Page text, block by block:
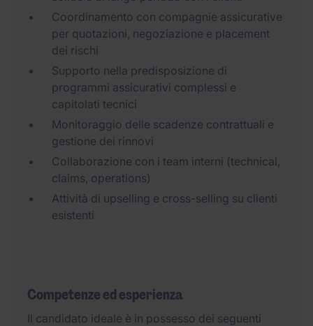
Coordinamento con compagnie assicurative
per quotazioni, negoziazione e placement
dei rischi
Supporto nella predisposizione di
programmi assicurativi complessi e
capitolati tecnici
Monitoraggio delle scadenze contrattuali e
gestione dei rinnovi
Collaborazione con i team interni (technical,
claims, operations)
Attività di upselling e cross-selling su clienti
esistenti
Competenze ed esperienza
Il candidato ideale è in possesso dei seguenti